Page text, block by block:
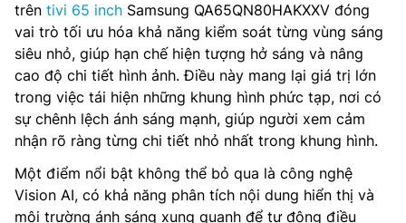
trên tivi 65 inch Samsung QA65QN80HAKXXV đóng
vai trò tối ưu hóa khả năng kiểm soát từng vùng sáng
siêu nhỏ, giúp hạn chế hiện tượng hở sáng và nâng
cao độ chi tiết hình ảnh. Điều này mang lại giá trị lớn
trong việc tái hiện những khung hình phức tạp, nơi có
sự chênh lệch ánh sáng mạnh, giúp người xem cảm
nhận rõ ràng từng chi tiết nhỏ nhất trong khung hình.
Một điểm nổi bật không thể bỏ qua là công nghệ
Vision AI, có khả năng phân tích nội dung hiển thị và
môi trường ánh sáng xung quanh để tự động điều